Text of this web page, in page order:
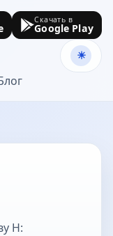
Скачать в
Google Play
Н: